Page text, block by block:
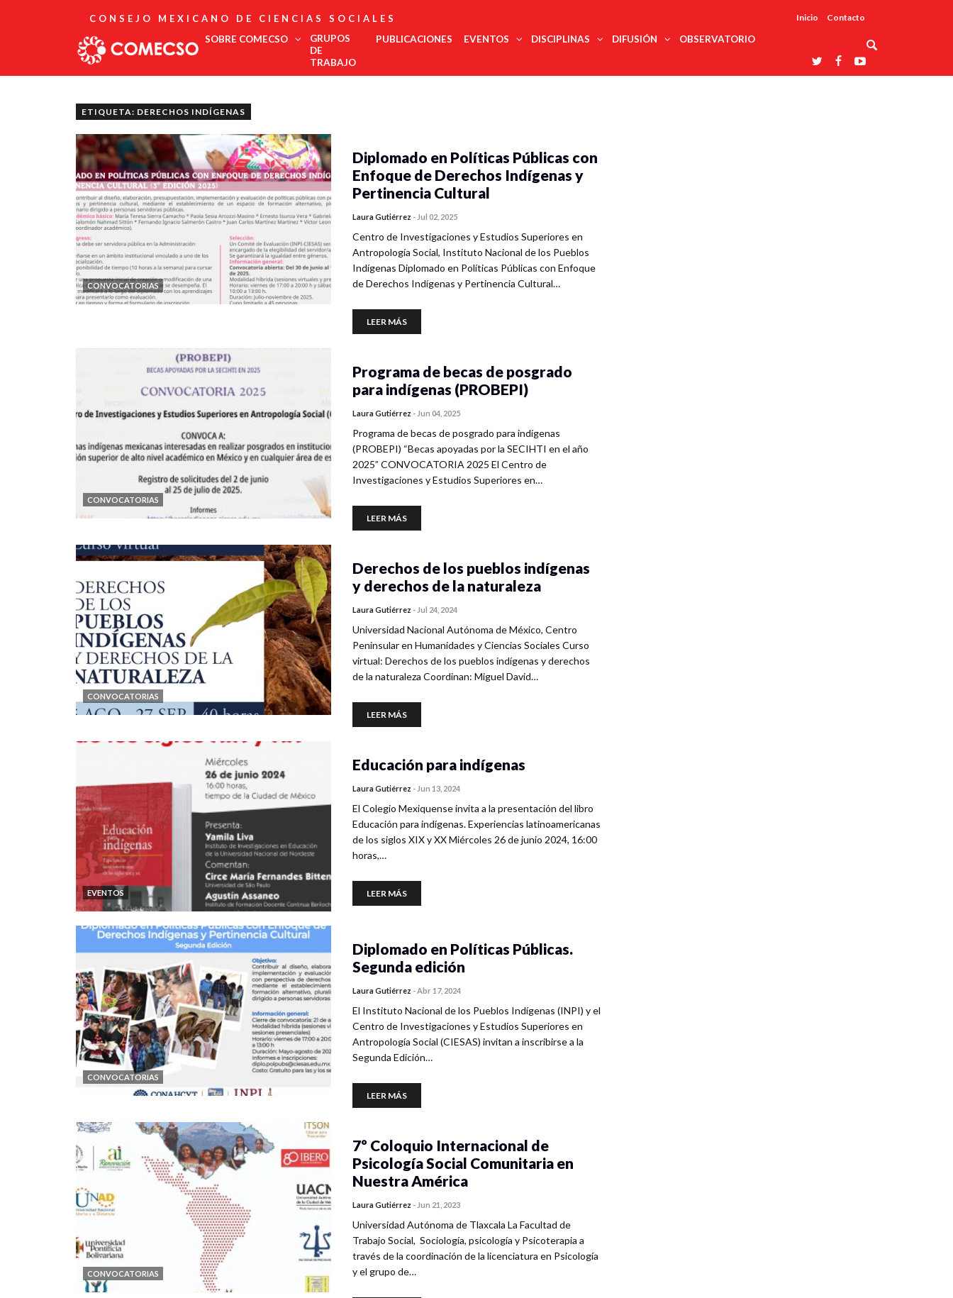
CONSEJO MEXICANO DE CIENCIAS SOCIALES Inicio Contacto
SOBRE COMECSO
Asociados
Estatutos
Fundadores
Publicaciones
Comité Editorial
Boletín
Centro Sur
Metropolitana
Sur Sureste
GRUPOS
DE
TRABAJO
PUBLICACIONES EVENTOS DISCIPLINAS
Jurídicas
Ciencia Política
Comunicación
Historia
Psicología
Social
Relaciones
DIFUSIÓN
Eduardo
Vega López
Congreso
De Estudios
Latinoamericanos
Más Grande
Del Mundo
Incorporación
Del
Instituto De
Como El
Declive
OBSERVATORIO
ETIQUETA: DERECHOS INDÍGENAS
CONVOCATORIAS
Diplomado en Políticas Públicas con
Enfoque de Derechos Indígenas y
Pertinencia Cultural
Laura Gutiérrez - Jul 02, 2025
Centro de Investigaciones y Estudios Superiores en
Antropología Social, Instituto Nacional de los Pueblos
Indígenas Diplomado en Políticas Públicas con Enfoque
de Derechos Indígenas y Pertinencia Cultural…
LEER MÁS
CONVOCATORIAS
Programa de becas de posgrado
para indígenas (PROBEPI)
Laura Gutiérrez - Jun 04, 2025
Programa de becas de posgrado para indígenas
(PROBEPI) “Becas apoyadas por la SECIHTI en el año
2025” CONVOCATORIA 2025 El Centro de
Investigaciones y Estudios Superiores en…
LEER MÁS
CONVOCATORIAS
Derechos de los pueblos indígenas
y derechos de la naturaleza
Laura Gutiérrez - Jul 24, 2024
Universidad Nacional Autónoma de México, Centro
Peninsular en Humanidades y Ciencias Sociales Curso
virtual: Derechos de los pueblos indígenas y derechos
de la naturaleza Coordinan: Miguel David…
LEER MÁS
EVENTOS
Educación para indígenas
Laura Gutiérrez - Jun 13, 2024
El Colegio Mexiquense invita a la presentación del libro
Educación para indígenas. Experiencias latinoamericanas
de los siglos XIX y XX Miércoles 26 de junio 2024, 16:00
horas,…
LEER MÁS
CONVOCATORIAS
Diplomado en Políticas Públicas.
Segunda edición
Laura Gutiérrez -Abr 17, 2024
El Instituto Nacional de los Pueblos Indígenas (INPI) y el
Centro de Investigaciones y Estudios Superiores en
Antropología Social (CIESAS) invitan a inscribirse a la
Segunda Edición…
LEER MÁS
CONVOCATORIAS
7º Coloquio Internacional de
Psicología Social Comunitaria en
Nuestra América
Laura Gutiérrez - Jun 21, 2023
Universidad Autónoma de Tlaxcala La Facultad de
Trabajo Social, Sociología, psicología y Psicoterapia a
través de la coordinación de la licenciatura en Psicología
y el grupo de…